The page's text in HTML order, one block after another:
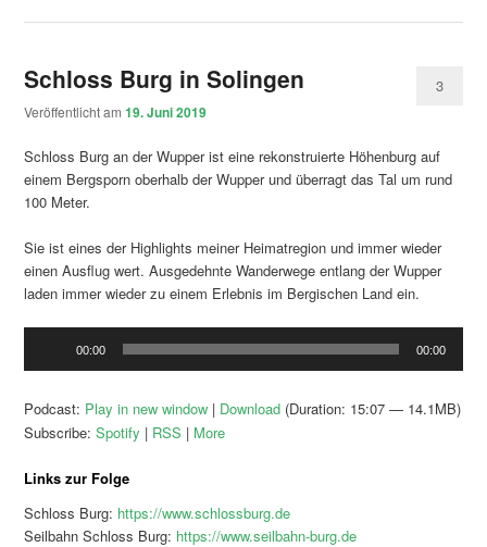
Schloss Burg in Solingen
Veröffentlicht am19. Juni 2019
3
Schloss Burg an der Wupper ist eine rekonstruierte Höhenburg auf
einem Bergsporn oberhalb der Wupper und überragt das Tal um rund
100 Meter.
Sie ist eines der Highlights meiner Heimatregion und immer wieder
einen Ausflug wert. Ausgedehnte Wanderwege entlang der Wupper
laden immer wieder zu einem Erlebnis im Bergischen Land ein.
00:00 00:00
Podcast: Play in new window | Download (Duration: 15:07 — 14.1MB)
Subscribe:Spotify | RSS | More
Links zur Folge
Schloss Burg: https://www.schlossburg.de
Seilbahn Schloss Burg: https://www.seilbahn-burg.de